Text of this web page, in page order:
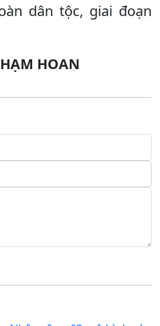
dân tộc, giai đoạn
HOAN